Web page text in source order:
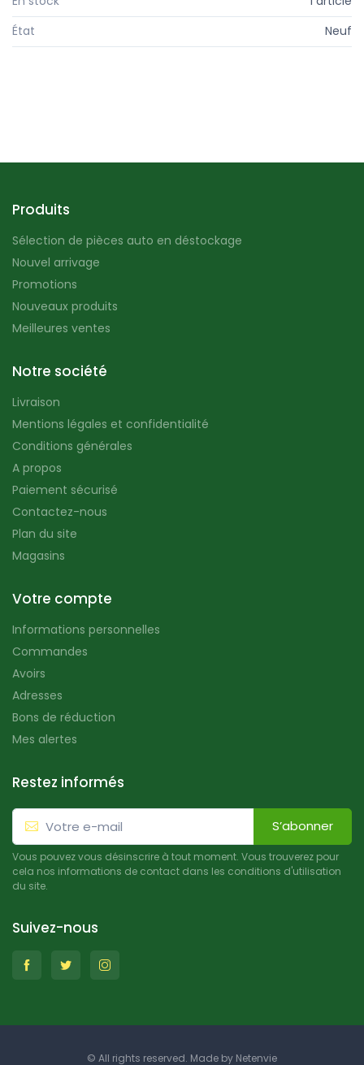
État
Neuf
Produits
Sélection de pièces auto en déstockage
Nouvel arrivage
Promotions
Nouveaux produits
Meilleures ventes
Notre société
Livraison
Mentions légales et confidentialité
Conditions générales
A propos
Paiement sécurisé
Contactez-nous
Plan du site
Magasins
Votre compte
Informations personnelles
Commandes
Avoirs
Adresses
Bons de réduction
Mes alertes
Restez informés
S’abonner
Vous pouvez vous désinscrire à tout moment. Vous trouverez pour
cela nos informations de contact dans les conditions d'utilisation
du site.
Suivez-nous
© All rights reserved. Made by Netenvie